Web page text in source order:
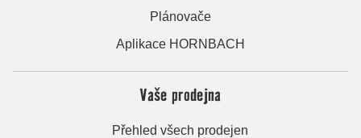
Plánovače
Aplikace HORNBACH
Vaše prodejna
Přehled všech prodejen